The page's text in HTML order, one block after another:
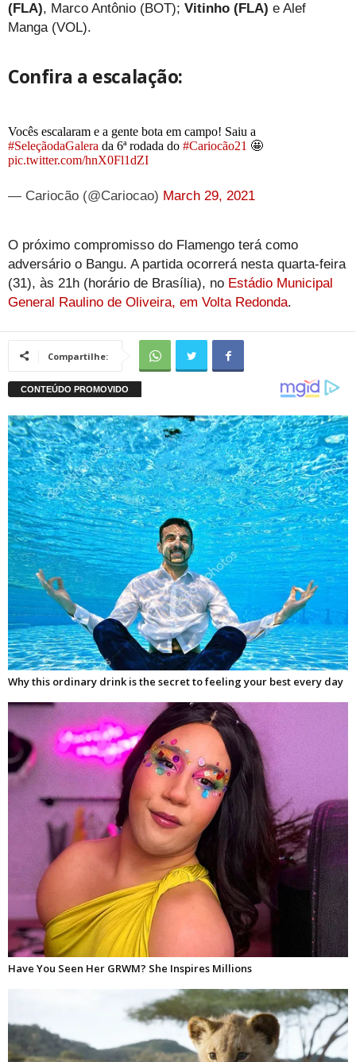
(FLA), Marco Antônio (BOT); Vitinho (FLA) e Alef
Manga (VOL).
Confira a escalação:
Vocês escalaram e a gente bota em campo! Saiu a
#SeleçãodaGalera da 6ª rodada do #Cariocão21 🤩
pic.twitter.com/hnX0Fl1dZI
— Cariocão (@Cariocao) March 29, 2021
O próximo compromisso do Flamengo terá como
adversário o Bangu. A partida ocorrerá nesta quarta-feira
(31), às 21h (horário de Brasília), no Estádio Municipal
General Raulino de Oliveira, em Volta Redonda.
Compartilhe: